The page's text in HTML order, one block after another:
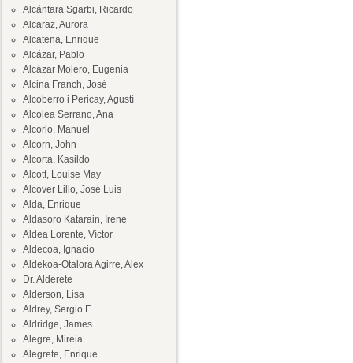
Alcántara Sgarbi, Ricardo
Alcaraz, Aurora
Alcatena, Enrique
Alcázar, Pablo
Alcázar Molero, Eugenia
Alcina Franch, José
Alcoberro i Pericay, Agustí
Alcolea Serrano, Ana
Alcorlo, Manuel
Alcorn, John
Alcorta, Kasildo
Alcott, Louise May
Alcover Lillo, José Luis
Alda, Enrique
Aldasoro Katarain, Irene
Aldea Lorente, Víctor
Aldecoa, Ignacio
Aldekoa-Otalora Agirre, Alex
Dr. Alderete
Alderson, Lisa
Aldrey, Sergio F.
Aldridge, James
Alegre, Mireia
Alegrete, Enrique